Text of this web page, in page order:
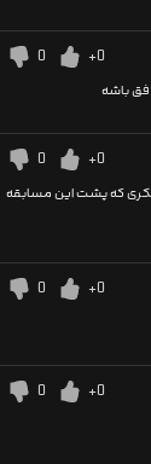
+0
0
فق باشه
+0
0
که پشت این مسابقه
+0
0
+0
0